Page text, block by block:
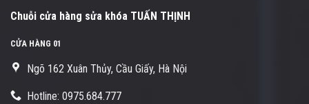
Chuỗi cửa hàng sửa khóa TUẤN THỊNH
CỬA HÀNG 01
Ngõ 162 Xuân Thủy, Cầu Giấy, Hà Nội
Hotline: 0975.684.777